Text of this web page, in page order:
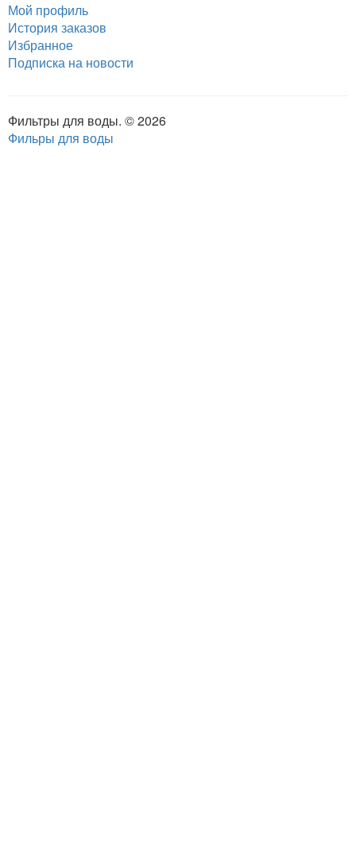
Мой профиль
История заказов
Избранное
Подписка на новости
Фильтры для воды. © 2026
Фильры для воды